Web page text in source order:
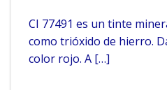
CI 77491 es un tinte
como trióxido de hierro.
color rojo. A […]